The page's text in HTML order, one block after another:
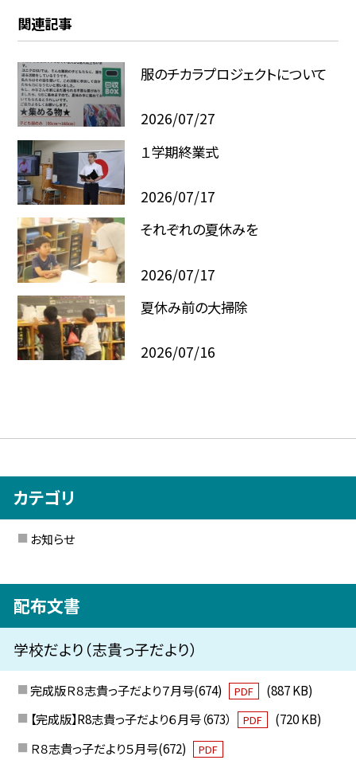
関連記事
服のチカラプロジェクトについて
2026/07/27
１学期終業式
2026/07/17
それぞれの夏休みを
2026/07/17
夏休み前の大掃除
2026/07/16
カテゴリ
お知らせ
配布文書
学校だより（志貴っ子だより）
完成版Ｒ８志貴っ子だより７月号(674) PDF
(887 KB)
【完成版】R8志貴っ子だより６月号（673）
PDF
(720 KB)
Ｒ８志貴っ子だより５月号(672)
PDF